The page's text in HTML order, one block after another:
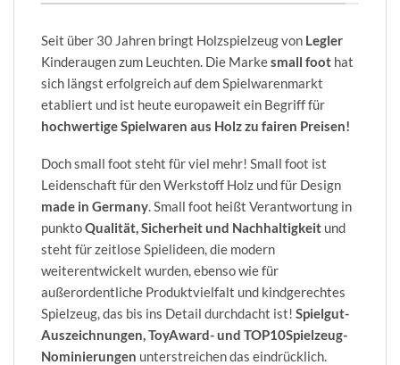
Seit über 30 Jahren bringt Holzspielzeug von Legler
Kinderaugen zum Leuchten. Die Markesmall foot hat
sich längst erfolgreich auf dem Spielwarenmarkt
etabliert und ist heute europaweit ein Begriff für
hochwertige Spielwaren aus Holz zu fairen Preisen!
Doch small foot steht für viel mehr! Small foot ist
Leidenschaft für den Werkstoff Holz und für Design
made in Germany. Small foot heißt Verantwortung in
punktoQualität, Sicherheit und Nachhaltigkeit und
steht für zeitlose Spielideen, die modern
weiterentwickelt wurden, ebenso wie für
außerordentliche Produktvielfalt und kindgerechtes
Spielzeug, das bis ins Detail durchdacht ist! Spielgut-
Auszeichnungen, ToyAward- und TOP10Spielzeug-
Nominierungen unterstreichen das eindrücklich.